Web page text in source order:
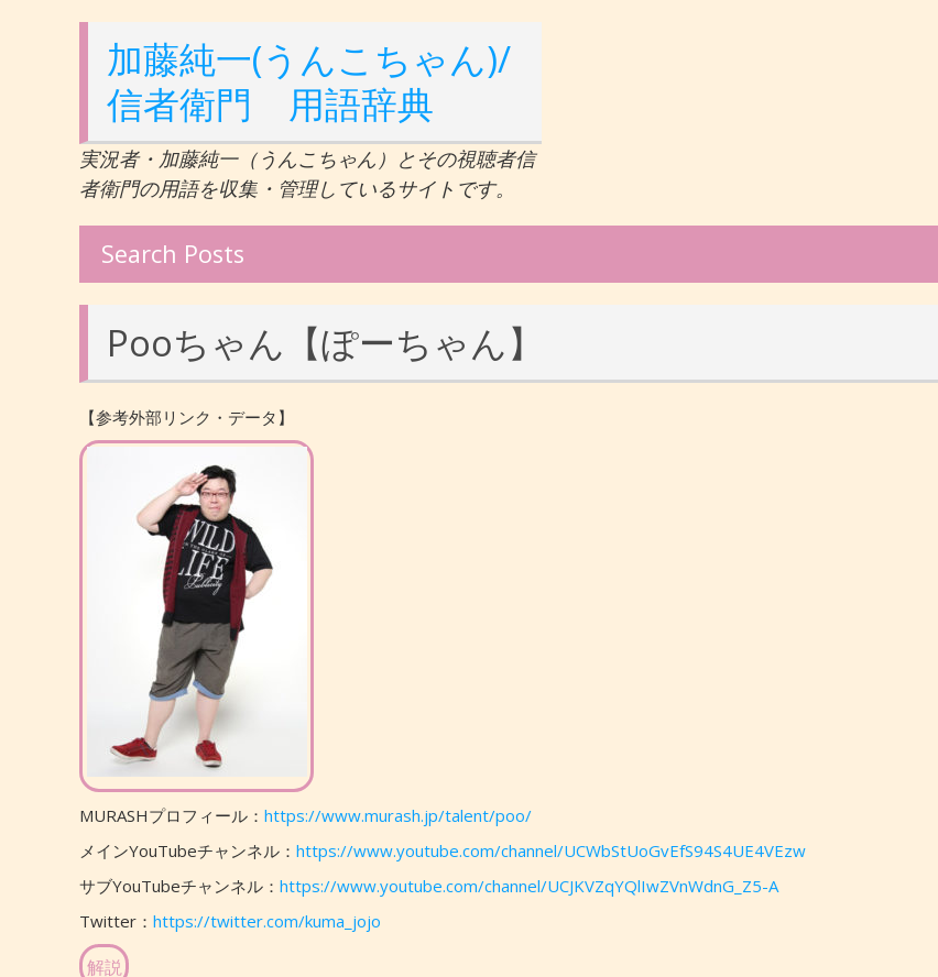
加藤純一(うんこちゃん)/
信者衛門 用語辞典
実況者・加藤純一（うんこちゃん）とその視聴者信
者衛門の用語を収集・管理しているサイトです。
Search Posts
Pooちゃん【ぽーちゃん】
【参考外部リンク・データ】
MURASHプロフィール： https://www.murash.jp/talent/poo/
メインYouTubeチャンネル： https://www.youtube.com/channel/UCWbStUoGvEfS94S4UE4VEzw
サブYouTubeチャンネル： https://www.youtube.com/channel/UCJKVZqYQlIwZVnWdnG_Z5-A
Twitter： https://twitter.com/kuma_jojo
解説